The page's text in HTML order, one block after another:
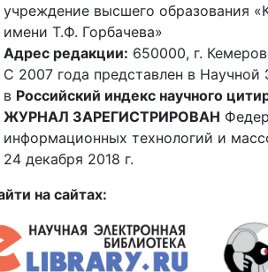
учреждение высшего образования
имени Т.Ф. Горбачева»
Адрес редакции: 650000, г.
С 2007 года представлен в Научной
в Российский индекс научного
ЖУРНАЛ ЗАРЕГИСТРИРОВАН
информационных технологий и
24 декабря 2018 г.
на сайтах: